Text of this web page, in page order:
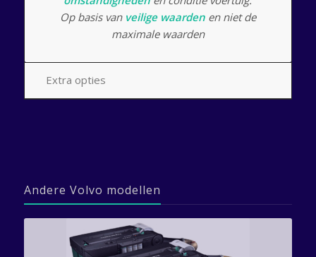
Op basis van veilige waardenen niet de
maximale waarden
Extra opties
Andere Volvo modellen